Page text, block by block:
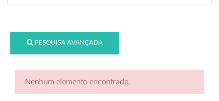
PESQUISA AVANÇADA
Nenhum elemento encontrado.